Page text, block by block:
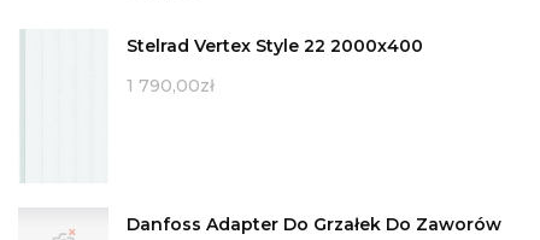
Stelrad Vertex Style 22 2000x400
1 790,00zł
Danfoss Adapter Do Grzałek Do Zaworów